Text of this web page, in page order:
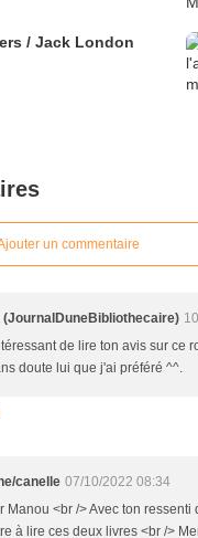
/ Jack London
un commentaire
(JournalDuneBibliothecaire)
de lire ton avis sur ce
doute lui que j'ai préféré ^^.
canelle 07/10/2022 08:34
Manou <br /> Avec ton ressenti
à lire ces deux livres <br />